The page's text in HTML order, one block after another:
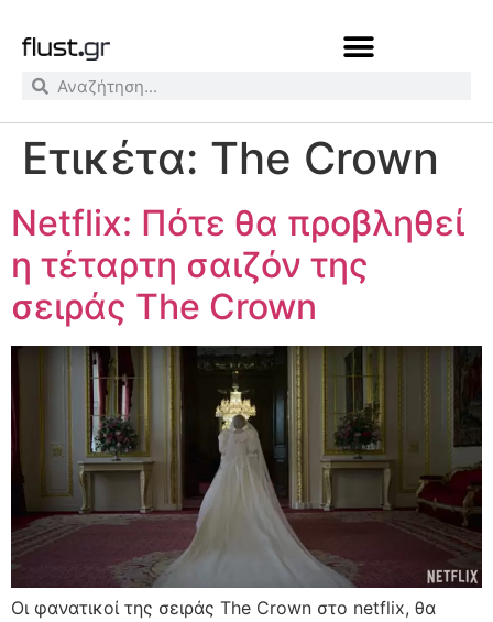
Ετικέτα: The Crown
Netflix: Πότε θα προβληθεί
η τέταρτη σαιζόν της
σειράς The Crown
Οι φανατικοί της σειράς The Crown στο netflix, θα